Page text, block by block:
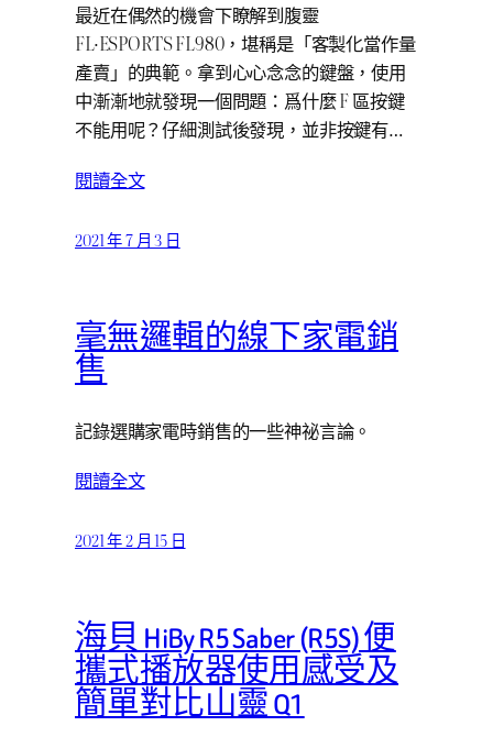
最近在偶然的機會下瞭解到腹靈
FL·ESPORTS FL980，堪稱是「客製化當作量
產賣」的典範。拿到心心念念的鍵盤，使用
中漸漸地就發現一個問題：爲什麼 F 區按鍵
不能用呢？仔細測試後發現，並非按鍵有…
閱讀全文
2021 年 7 月 3 日
毫無邏輯的線下家電銷
售
記錄選購家電時銷售的一些神祕言論。
閱讀全文
2021 年 2 月 15 日
海貝 HiBy R5 Saber (R5S) 便
攜式播放器使用感受及
簡單對比山靈 Q1